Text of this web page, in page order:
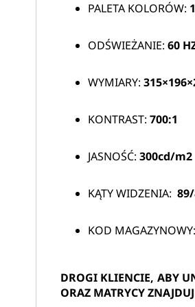
PALETA KOLORÓW:
ODŚWIEŻANIE: 60
WYMIARY:
KONTRAST: 700:1
JASNOŚĆ: 300cd/m2
KĄTY WIDZENIA:
KOD MAGAZYNOWY:
DROGI KLIENCIE, ABY
ORAZ MATRYCY